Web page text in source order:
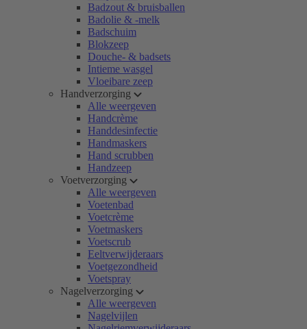
Badzout & bruisballen
Badolie & -melk
Badschuim
Blokzeep
Douche- & badsets
Intieme wasgel
Vloeibare zeep
Handverzorging
Alle weergeven
Handcrème
Handdesinfectie
Handmaskers
Hand scrubben
Handzeep
Voetverzorging
Alle weergeven
Voetenbad
Voetcrème
Voetmaskers
Voetscrub
Eeltverwijderaars
Voetgezondheid
Voetspray
Nagelverzorging
Alle weergeven
Nagelvijlen